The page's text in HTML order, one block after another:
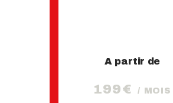
A partir de
199€ / MOIS